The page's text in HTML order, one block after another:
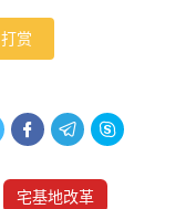
打赏
  
宅基地改革